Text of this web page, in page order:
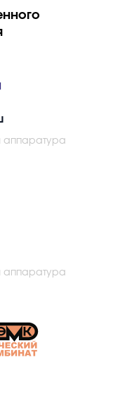
аппаратура
аппаратура